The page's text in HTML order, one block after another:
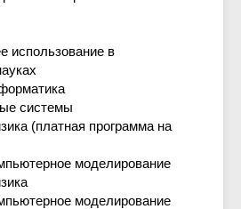
использование в
системы
(платная программа на
моделирование
моделирование